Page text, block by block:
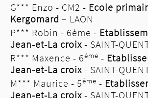
G*** Enzo - CM2 - Ecole
Kergomard – LAON
P*** Robin - 6ème -
Jean-et-La croix- SAINT-
R*** Maxence - 6ème -
Jean-et-La croix- SAINT-
M*** Maurice - 5ème -
Jean-et-La croix- SAINT-